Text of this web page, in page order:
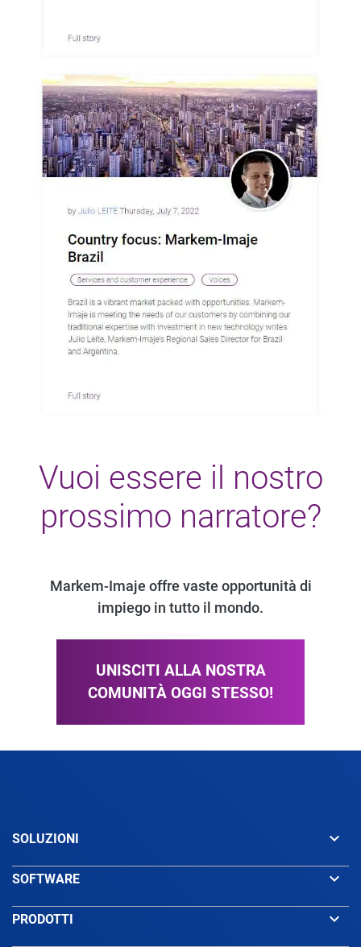
Vuoi essere il nostro
prossimo narratore?
Markem-Imaje offre vaste opportunità di
impiego in tutto il mondo.
UNISCITI ALLA NOSTRA
COMUNITÀ OGGI STESSO!
SOLUZIONI keyboard_arrow_down
SOFTWARE keyboard_arrow_down
PRODOTTI keyboard_arrow_down